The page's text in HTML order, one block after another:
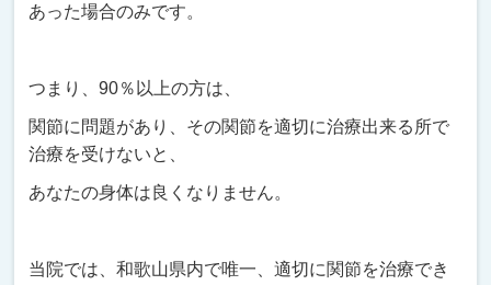
あった場合のみです。
つまり、90％以上の方は、
関節に問題があり、その関節を適切に治療出来る所で
治療を受けないと、
あなたの身体は良くなりません。
当院では、和歌山県内で唯一、適切に関節を治療でき